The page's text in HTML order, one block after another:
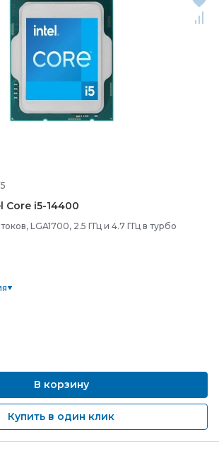
Core i5-14400
LGA1700, 2.5 ГГц и 4.7 ГГц в турбо
В корзину
Купить в один клик